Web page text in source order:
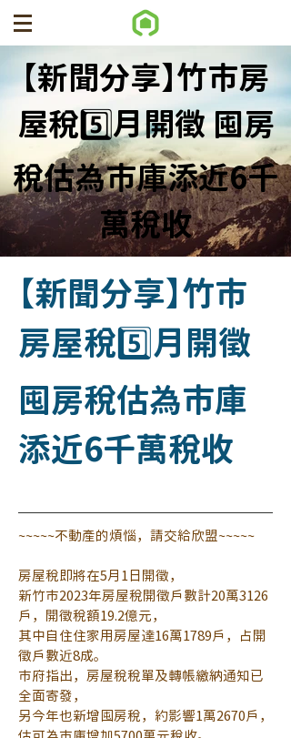
【新聞分享】竹市房
屋稅5️⃣月開徵 囤房
稅估為市庫添近6千
萬稅收
【新聞分享】竹市
房屋稅5️⃣月開徵
囤房稅估為市庫
添近6千萬稅收
~~~~~不動產的煩惱，請交給欣盟~~~~~
房屋稅即將在5月1日開徵，
新竹市2023年房屋稅開徵戶數計20萬3126
戶，開徵稅額19.2億元，
其中自住住家用房屋達16萬1789戶，占開
徵戶數近8成。
市府指出，房屋稅稅單及轉帳繳納通知已
全面寄發，
另今年也新增囤房稅，約影響1萬2670戶，